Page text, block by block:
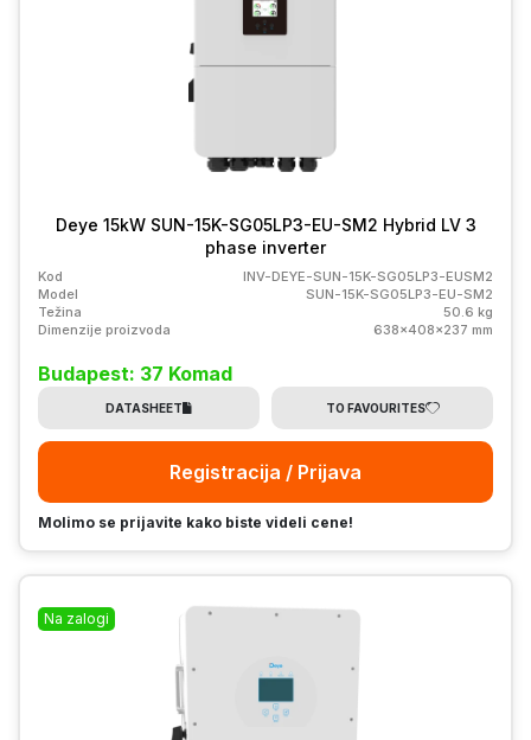
Deye 15kW SUN-15K-SG05LP3-EU-SM2 Hybrid LV 3
phase inverter
Kod
INV-DEYE-SUN-15K-SG05LP3-EUSM2
Model
SUN-15K-SG05LP3-EU-SM2
Težina
50.6 kg
Dimenzije proizvoda
638x408x237 mm
Budapest: 37 Komad
DATASHEET TO FAVOURITES
Registracija / Prijava
Molimo se prijavite kako biste videli cene!
Na zalogi